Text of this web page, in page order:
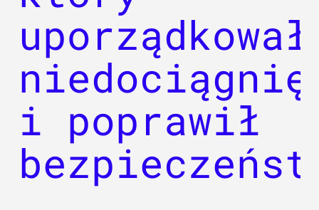
uporządkował
i poprawił